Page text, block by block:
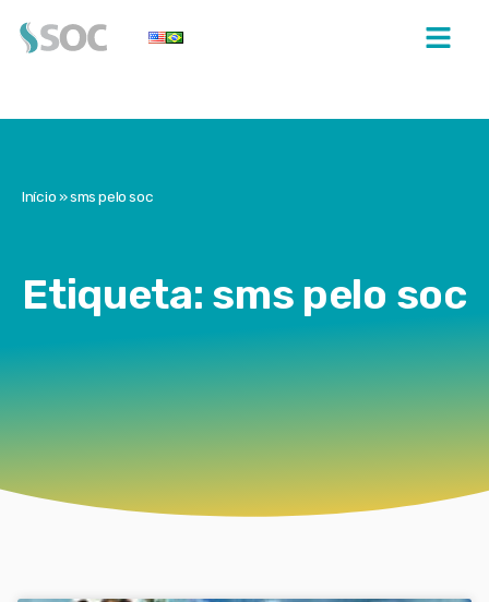
Início»sms pelo soc
Etiqueta: sms pelo soc